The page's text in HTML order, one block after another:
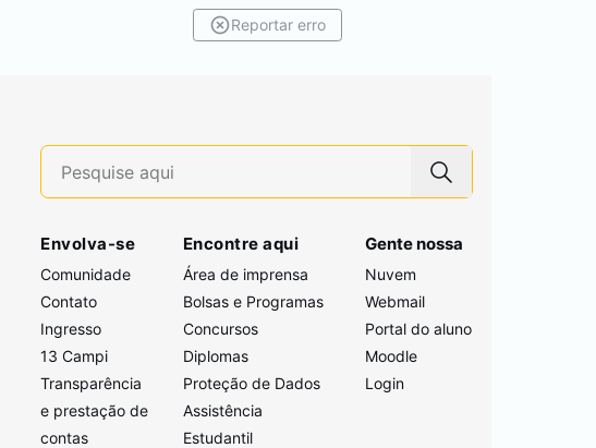
Reportar erro
Envolva-se
Comunidade
Contato
Ingresso
13 Campi
Transparência
e prestação de
contas
Encontre aqui
Área de imprensa
Bolsas e Programas
Concursos
Diplomas
Proteção de Dados
Assistência
Estudantil
Gente nossa
Nuvem
Webmail
Portal do aluno
Moodle
Login